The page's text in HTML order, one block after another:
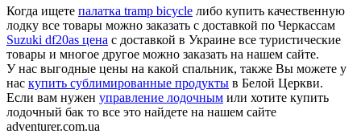
Когда ищете палатка tramp bicycle либо купить качественную
лодку все товары можно заказать с доставкой по Черкассам
Suzuki df20as цена с доставкой в Украине все туристические
товары и многое другое можно заказать на нашем сайте.
У нас выгодные цены на какой спальник, также Вы можете у
нас купить сублимированные продукты в Белой Церкви.
Если вам нужен управление лодочным или хотите купить
лодочный бак то все это найдете на нашем сайте
adventurer.com.ua